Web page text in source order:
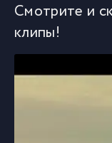
Смотрите и
клипы!